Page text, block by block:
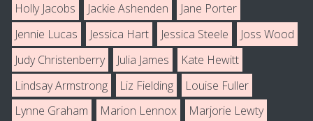
Holly Jacobs
Jackie Ashenden
Jane Porter
Jennie Lucas
Jessica Hart Jessica Steele
Joss Wood
Judy Christenberry
Julia James
Kate Hewitt
Lindsay Armstrong
Liz Fielding
Louise Fuller
Lynne Graham
Marion Lennox
Marjorie Lewty